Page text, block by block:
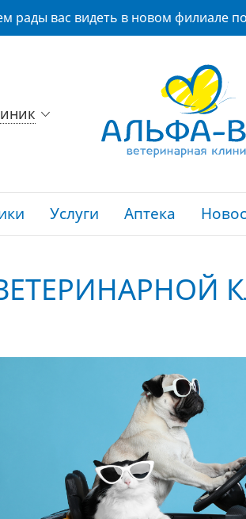
рады вас видеть в новом филиале
Услуги Аптека